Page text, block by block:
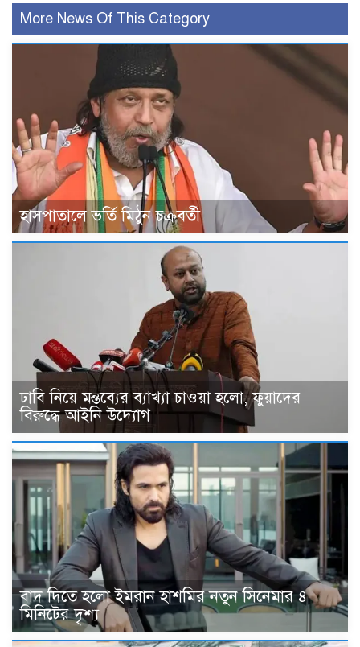
More News Of This Category
হাসপাতালে ভর্তি মিঠুন চক্রবর্তী
ঢাবি নিয়ে মন্তব্যের ব্যাখ্যা চাওয়া হলো, ফুয়াদের
বিরুদ্ধে আইনি উদ্যোগ
বাদ দিতে হলো ইমরান হাশমির নতুন সিনেমার ৪
মিনিটের দৃশ্য